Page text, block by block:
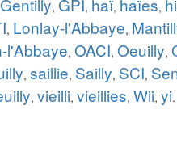
Gentilly, GPI, haï, haïes, hi
, Lonlay-l'Abbaye,
l'Abbaye, OACI, Oeuilly,
, saillie, Sailly, SCI,
, vieilli, vieillies, Wii, yi.